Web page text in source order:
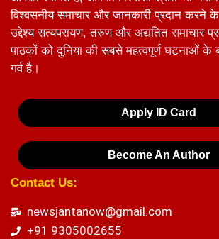
विश्वसनीय समाचार और जानकारी प्रदान करने के
उद्देश्य सत्यपरायण, तरुण और अद्यतित समाचार
पाठकों को दुनिया की सबसे महत्वपूर्ण घटनाओं के
गर्व है।
Apply ID Card
Become An Author
Contact Us:
newsjantanow@gmail.com
+91 9305002655